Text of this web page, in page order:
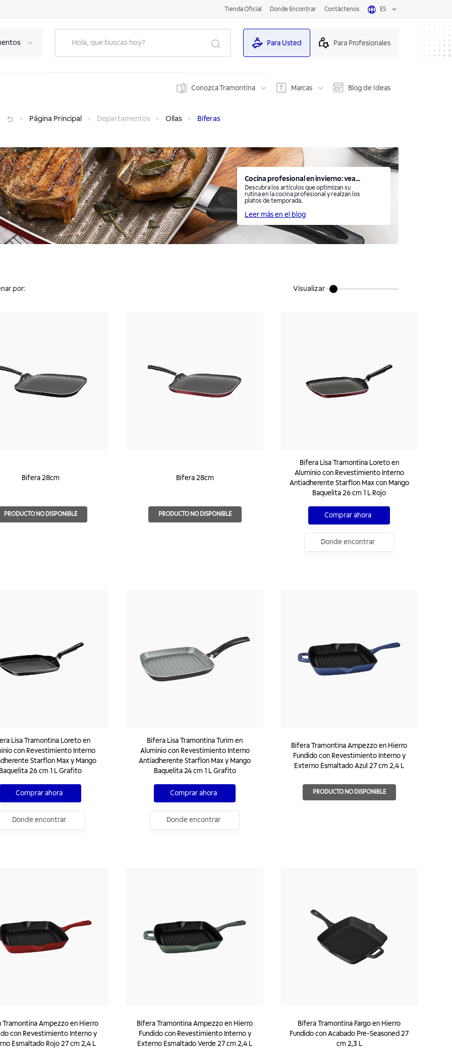
Tienda Oficial Donde Encontrar Contáctenos ES
Para Usted Para Profesionales
Conozca Tramontina Marcas Blog de Ideas
Página Principal Departamentos Ollas Biferas
Cocina profesional en invierno: vea...
Descubra los artículos que optimizan su
rutina en la cocina profesional y realzan los
platos de temporada.
Leer más en el blog
por: Visualizar
Bifera 28cm
PRODUCTO NO DISPONIBLE
Bifera 28cm
PRODUCTO NO DISPONIBLE
Bifera Lisa Tramontina Loreto en
Aluminio con Revestimiento Interno
Antiadherente Starflon Max con Mango
Baquelita 26 cm 1 L Rojo
Comprar ahora
Donde encontrar
Lisa Tramontina Loreto en
con Revestimiento Interno
Starflon Max y Mango
26 cm 1 L Grafito
Comprar ahora
Donde encontrar
Bifera Lisa Tramontina Turim en
Aluminio con Revestimiento Interno
Antiadherente Starflon Max y Mango
Baquelita 24 cm 1 L Grafito
Comprar ahora
Donde encontrar
Bifera Tramontina Ampezzo en Hierro
Fundido con Revestimiento Interno y
Externo Esmaltado Azul 27 cm 2,4 L
PRODUCTO NO DISPONIBLE
Tramontina Ampezzo en Hierro
con Revestimiento Interno y
Esmaltado Rojo 27 cm 2,4 L
Bifera Tramontina Ampezzo en Hierro
Fundido con Revestimiento Interno y
Externo Esmaltado Verde 27 cm 2,4 L
Bifera Tramontina Fargo en Hierro
Fundido con Acabado Pre-Seasoned 27
cm 2,3 L